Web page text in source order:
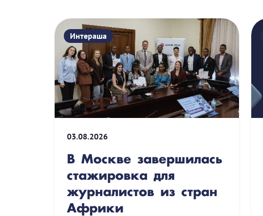
Интераша
03.08.2026
В Москве завершилась
стажировка для
журналистов из стран
Африки